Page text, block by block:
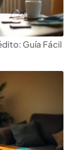
Guía Fácil